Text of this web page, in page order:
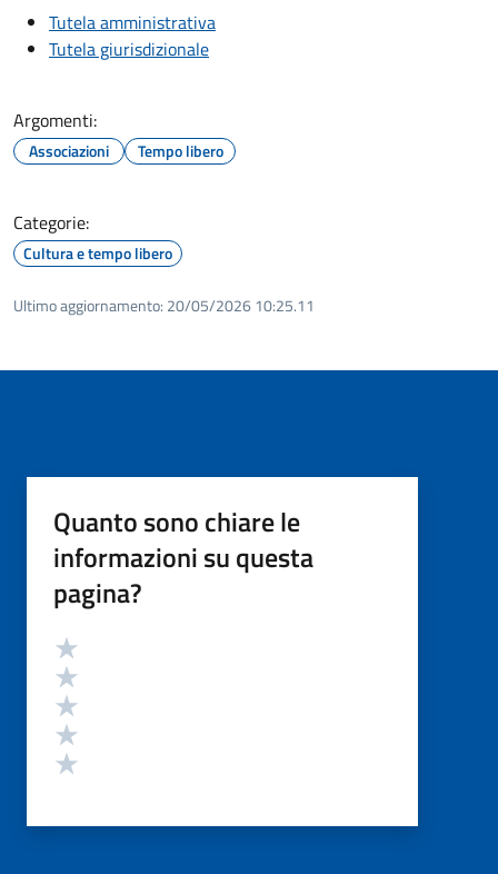
Tutela amministrativa
Tutela giurisdizionale
Argomenti:
Associazioni Tempo libero
Categorie:
Cultura e tempo libero
Ultimo aggiornamento: 20/05/2026 10:25.11
Quanto sono chiare le
informazioni su questa
pagina?
Valutazione